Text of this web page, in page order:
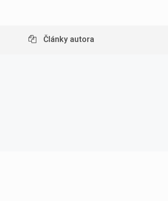
Články autora